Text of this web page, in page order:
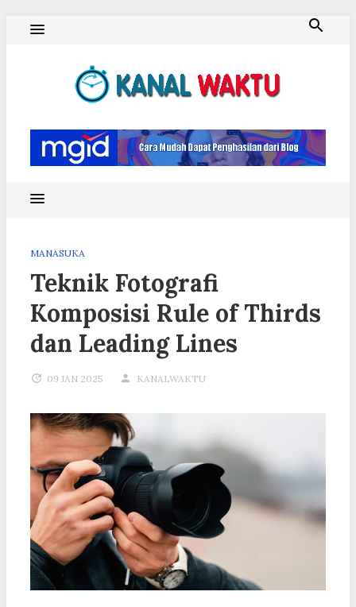
MANASUKA
Teknik Fotografi
Komposisi Rule of Thirds
dan Leading Lines
09 JAN 2025 KANALWAKTU